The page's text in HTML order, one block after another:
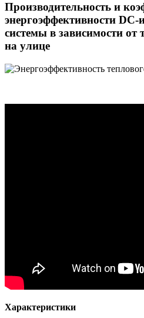
Производительность и
энергоэффективности DC-
системы в зависимости от
на улице
Характеристики